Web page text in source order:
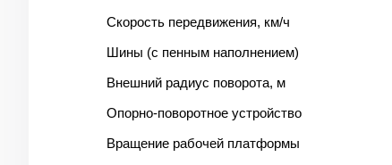
Скорость передвижения, км/ч
Шины (с пенным наполнением)
Внешний радиус поворота, м
Опорно-поворотное устройство
Вращение рабочей платформы